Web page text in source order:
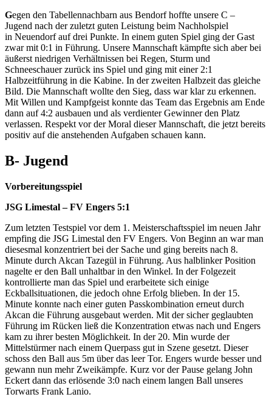
Gegen den Tabellennachbarn aus Bendorf hoffte unsere C –
Jugend nach der zuletzt guten Leistung beim Nachholspiel
in Neuendorf auf drei Punkte. In einem guten Spiel ging der Gast
zwar mit 0:1 in Führung. Unsere Mannschaft kämpfte sich aber bei
äußerst niedrigen Verhältnissen bei Regen, Sturm und
Schneeschauer zurück ins Spiel und ging mit einer 2:1
Halbzeitführung in die Kabine. In der zweiten Halbzeit das gleiche
Bild. Die Mannschaft wollte den Sieg, dass war klar zu erkennen.
Mit Willen und Kampfgeist konnte das Team das Ergebnis am Ende
dann auf 4:2 ausbauen und als verdienter Gewinner den Platz
verlassen. Respekt vor der Moral dieser Mannschaft, die jetzt bereits
positiv auf die anstehenden Aufgaben schauen kann.
B- Jugend
Vorbereitungsspiel
JSG Limestal – FV Engers 5:1
Zum letzten Testspiel vor dem 1. Meisterschaftsspiel im neuen Jahr
empfing die JSG Limestal den FV Engers. Von Beginn an war man
diesesmal konzentriert bei der Sache und ging bereits nach 8.
Minute durch Akcan Tazegül in Führung. Aus halblinker Position
nagelte er den Ball unhaltbar in den Winkel. In der Folgezeit
kontrollierte man das Spiel und erarbeitete sich einige
Eckballsituationen, die jedoch ohne Erfolg blieben. In der 15.
Minute konnte nach einer guten Passkombination erneut durch
Akcan die Führung ausgebaut werden. Mit der sicher geglaubten
Führung im Rücken ließ die Konzentration etwas nach und Engers
kam zu ihrer besten Möglichkeit. In der 20. Min wurde der
Mittelstürmer nach einem Querpass gut in Szene gesetzt. Dieser
schoss den Ball aus 5m über das leer Tor. Engers wurde besser und
gewann nun mehr Zweikämpfe. Kurz vor der Pause gelang John
Eckert dann das erlösende 3:0 nach einem langen Ball unseres
Torwarts Frank Lanio.